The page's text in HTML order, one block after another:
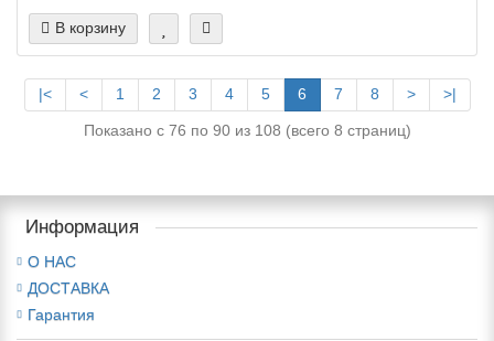
В корзину
|< < 1 2 3 4 5 6 7 8 > >|
Показано с 76 по 90 из 108 (всего 8 страниц)
Информация
О НАС
ДОСТАВКА
Гарантия